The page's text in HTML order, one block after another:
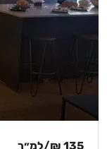
135 ₪ /למ״ר